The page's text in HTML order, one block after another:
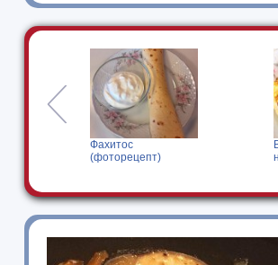
Воздушный омлет
на завтрак